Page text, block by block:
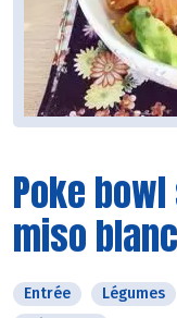
Poke
miso
Entrée Légumes